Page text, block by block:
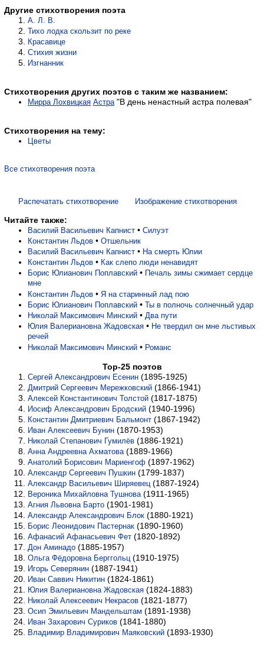
Другие стихотворения поэта
А. Л. В.
Тихо лодка скользит по реке
Красавице
Стихия жизни
Изгнанник
Стихотворения других поэтов с таким же названием:
Мирра Лохвицкая Астра "В день ненастный астра полевая"
Стихотворения на тему:
Цветы
Все стихотворения поэта
Распечатать стихотворение Изображение стихотворения
Читайте также:
Василий Васильевич Капнист • Силуэт
Константин Льдов • Отшельник
Василий Васильевич Капнист • На смерть Юлии
Константин Льдов • Как слепо люди ненавидят
Борис Юлианович Поплавский • Печаль зимы сжимает сердце
мне
Константин Льдов • Я на старинный лад пою
Борис Юлианович Поплавский • Ты в полночь солнечный удар
Николай Максимович Минский • Два пути
Юлия Валериановна Жадовская • Не твердил он мне льстивых
речей
Николай Максимович Минский • Романс
Top-25 поэтов
Сергей Александрович Есенин (1895-1925)
Дмитрий Сергеевич Мережковский (1866-1941)
Алексей Константинович Толстой (1817-1875)
Иосиф Александрович Бродский (1940-1996)
Константин Дмитриевич Бальмонт (1867-1942)
Иван Алексеевич Бунин (1870-1953)
Николай Степанович Гумилёв (1886-1921)
Анна Андреевна Ахматова (1889-1966)
Анатолий Борисович Мариенгоф (1897-1962)
Александр Сергеевич Пушкин (1799-1837)
Александр Васильевич Ширяевец (1887-1924)
Вероника Михайловна Тушнова (1911-1965)
Агния Львовна Барто (1901-1981)
Александр Александрович Блок (1880-1921)
Борис Леонидович Пастернак (1890-1960)
Афанасий Афанасьевич Фет (1820-1892)
Дон Аминадо (1885-1957)
Ольга Фёдоровна Берггольц (1910-1975)
Игорь Северянин (1887-1941)
Иван Саввич Никитин (1824-1861)
Юлия Валериановна Жадовская (1824-1883)
Николай Алексеевич Некрасов (1821-1877)
Осип Эмильевич Мандельштам (1891-1938)
Иван Захарович Суриков (1841-1880)
Владимир Владимирович Маяковский (1893-1930)